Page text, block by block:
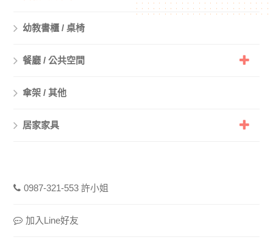
幼教書櫃 / 桌椅
餐廳 / 公共空間
傘架 / 其他
居家家具
0987-321-553 許小姐
加入Line好友